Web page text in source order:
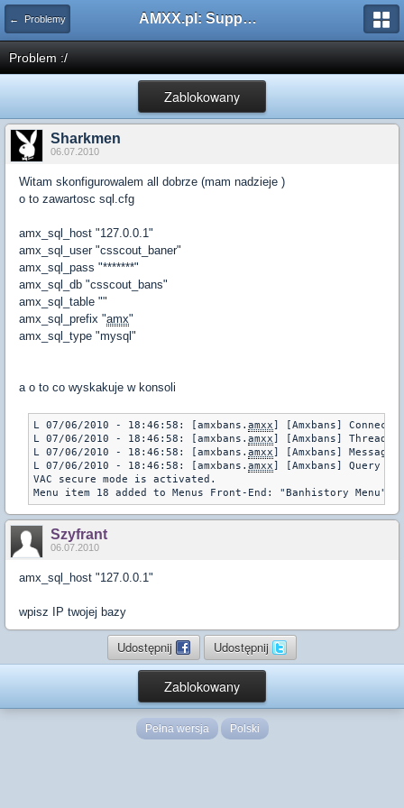
← Problemy AMXX.pl: Support AMX Mod X i SourceMod
Problem :/
Zablokowany
Sharkmen
06.07.2010
Witam skonfigurowalem all dobrze (mam nadzieje )
o to zawartosc sql.cfg
amx_sql_host "127.0.0.1"
amx_sql_user "csscout_baner"
amx_sql_pass "*******"
amx_sql_db "csscout_bans"
amx_sql_table ""
amx_sql_prefix "amx"
amx_sql_type "mysql"
a o to co wyskakuje w konsoli
L 07/06/2010 - 18:46:58: [amxbans. amxx] [Amxbans]
L 07/06/2010 - 18:46:58: [amxbans. amxx] [Amxbans]
L 07/06/2010 - 18:46:58: [amxbans. amxx] [Amxbans]
L 07/06/2010 - 18:46:58: [amxbans. amxx] [Amxbans] Query
VAC secure mode is activated.
Menu item 18 added to Menus Front-End: "Banhistory Menu"
Szyfrant
06.07.2010
amx_sql_host "127.0.0.1"
wpisz IP twojej bazy
Udostępnij Udostępnij
Zablokowany
Pełna wersja Polski